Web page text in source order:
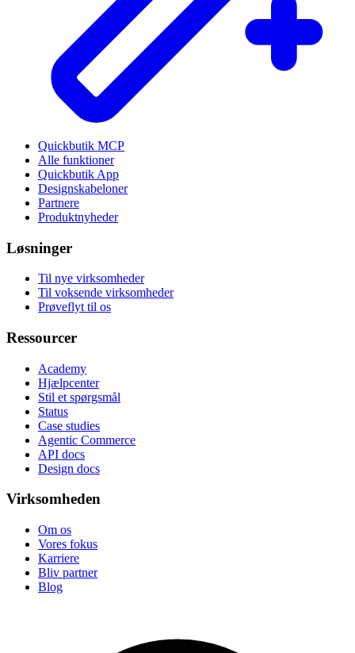
Quickbutik MCP
Alle funktioner
Quickbutik App
Designskabeloner
Partnere
Produktnyheder
Løsninger
Til nye virksomheder
Til voksende virksomheder
Prøveflyt til os
Ressourcer
Academy
Hjælpcenter
Stil et spørgsmål
Status
Case studies
Agentic Commerce
API docs
Design docs
Virksomheden
Om os
Vores fokus
Karriere
Bliv partner
Blog